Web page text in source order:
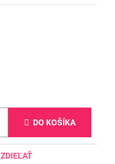
DO KOŠÍKA
ZDIEĽAŤ